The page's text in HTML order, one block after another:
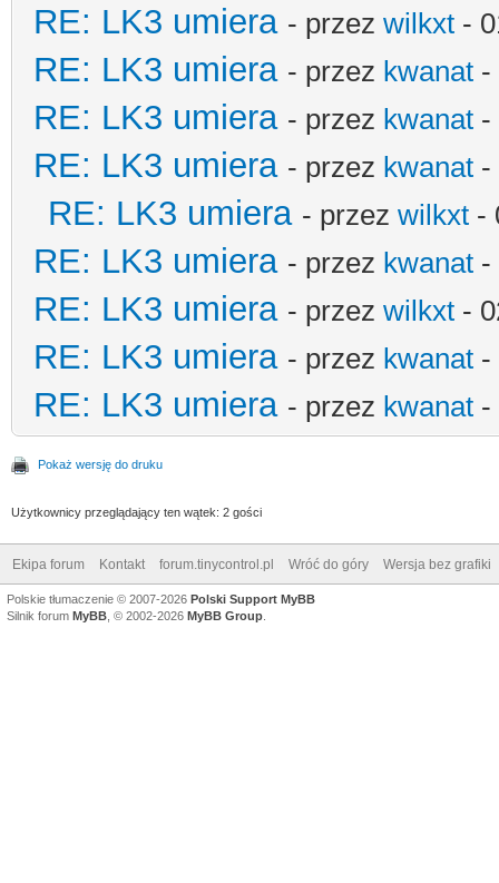
RE: LK3 umiera - przez wilkxt -
RE: LK3 umiera - przez kwanat -
RE: LK3 umiera - przez kwanat -
RE: LK3 umiera - przez kwanat -
RE: LK3 umiera - przez wilkxt -
RE: LK3 umiera - przez kwanat -
RE: LK3 umiera - przez wilkxt -
RE: LK3 umiera - przez kwanat -
RE: LK3 umiera - przez kwanat -
Pokaż wersję do druku
Użytkownicy przeglądający ten wątek: 2 gości
Ekipa forum Kontakt forum.tinycontrol.pl Wróć do góry Wersja bez grafiki
Polskie tłumaczenie © 2007-2026 Polski Support MyBB
Silnik forum MyBB , © 2002-2026 MyBB Group